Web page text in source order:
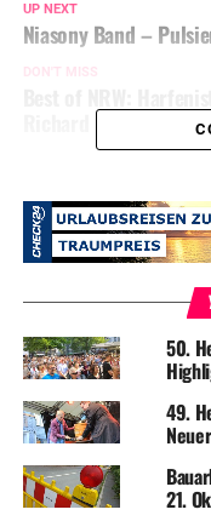
UP NEXT
Niasony Band –
DON'T MISS
Richard Saal
50.
49.
21.